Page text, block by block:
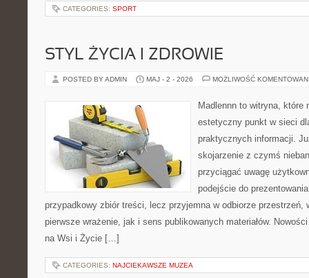
CATEGORIES: SPORT
STYL ŻYCIA I ZDROWIE
POSTED BY ADMIN MAJ - 2 - 2026 MOŻLIWOŚĆ
Madlennn to witryna, które
estetyczny punkt w sieci
praktycznych informacji.
skojarzenie z czymś
przyciągać uwagę
podejście do
przypadkowy zbiór treści, lecz przyjemna w odbiorze przestrzeń,
pierwsze wrażenie, jak i sens publikowanych materiałów.
na Wsi i Życie […]
CATEGORIES: NAJCIEKAWSZE MUZEA